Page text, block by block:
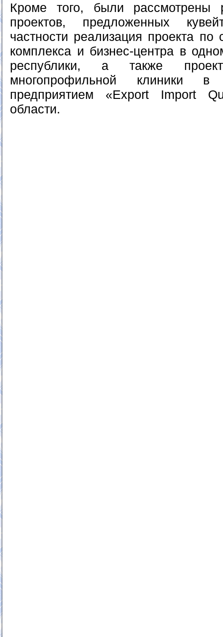
Кроме того, были рассмотрены
проектов, предложенных
частности реализация проекта по
комплекса и бизнес-центра в
республики, а также
многопрофильной клиники в
предприятием «Export Import
области.